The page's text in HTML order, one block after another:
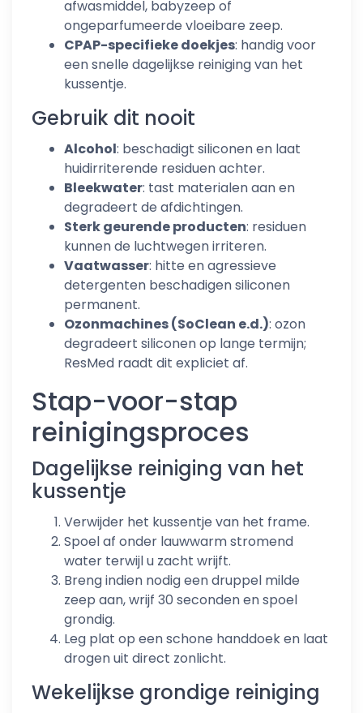
afwasmiddel, babyzeep of
ongeparfumeerde vloeibare zeep.
CPAP-specifieke doekjes: handig voor
een snelle dagelijkse reiniging van het
kussentje.
Gebruik dit nooit
Alcohol: beschadigt siliconen en laat
huidirriterende residuen achter.
Bleekwater: tast materialen aan en
degradeert de afdichtingen.
Sterk geurende producten: residuen
kunnen de luchtwegen irriteren.
Vaatwasser: hitte en agressieve
detergenten beschadigen siliconen
permanent.
Ozonmachines (SoClean e.d.): ozon
degradeert siliconen op lange termijn;
ResMed raadt dit expliciet af.
Stap-voor-stap
reinigingsproces
Dagelijkse reiniging van het
kussentje
Verwijder het kussentje van het frame.
Spoel af onder lauwwarm stromend
water terwijl u zacht wrijft.
Breng indien nodig een druppel milde
zeep aan, wrijf 30 seconden en spoel
grondig.
Leg plat op een schone handdoek en laat
drogen uit direct zonlicht.
Wekelijkse grondige reiniging